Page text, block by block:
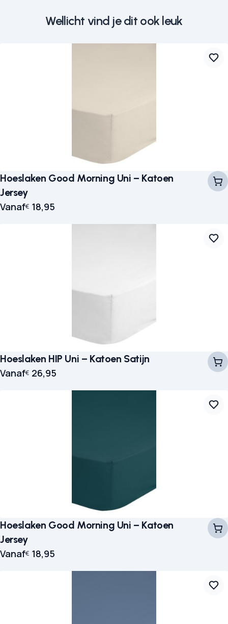
Wellicht vind je dit ook leuk
Hoeslaken Good Morning Uni – Katoen
Jersey
Vanaf€ 18,95
Hoeslaken HIP Uni – Katoen Satijn
Vanaf€ 26,95
Hoeslaken Good Morning Uni – Katoen
Jersey
Vanaf€ 18,95